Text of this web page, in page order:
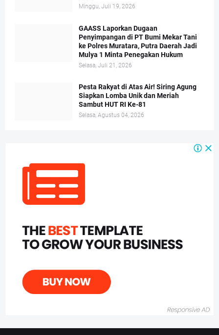
Minggu, Juli 19, 2026
GAASS Laporkan Dugaan
Penyimpangan di PT Bumi Mekar Tani
ke Polres Muratara, Putra Daerah Jadi
Mulya 1 Minta Penegakan Hukum
Selasa, Juli 21, 2026
Pesta Rakyat di Atas Air! Siring Agung
Siapkan Lomba Unik dan Meriah
Sambut HUT RI Ke-81
Selasa, Agustus 04, 2026